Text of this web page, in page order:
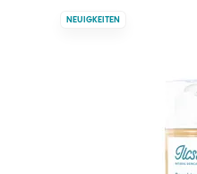
NEUIGKEITEN